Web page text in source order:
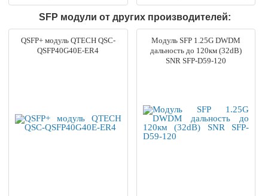
SFP модули от других производителей:
QSFP+ модуль QTECH QSC-
QSFP40G40E-ER4
Модуль SFP 1.25G DWDM
дальность до 120км (32dB)
SNR SFP-D59-120